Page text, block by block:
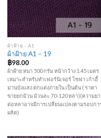
ผ้าฝ้าย - A1
ผ้าฝ้าย A1 – 19
฿98.00
ผ้าฝ้าย หนา 500 กรัม หน้ากว้าง 1.45 เมตร
เหมาะสำหรับทำเฟอร์นิเจอร์ โซฟา เก้าอี้
ม่านบังแสง ตกแต่งภายใน เป็นต้น ( ราคา
ขายยกม้วน ม้วนละ 70-120 หลา)(ความย
ต่อหลาอาจมีการเปลี่ยนแปลงตามรอบกา
ผลิต)